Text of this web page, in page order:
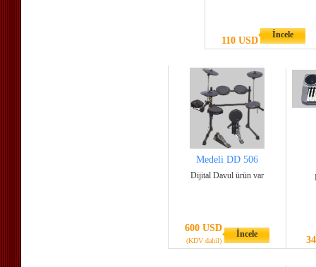
110 USD
İncele
Medeli DD 506
Dijital Davul ürün var
600 USD
(KDV dahil)
İncele